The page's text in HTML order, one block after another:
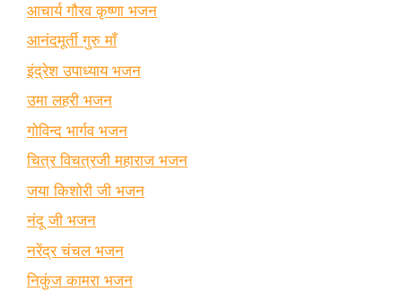
आचार्य गौरव कृष्णा भजन
आनंदमूर्ती गुरु माँ
इंद्रेश उपाध्याय भजन
उमा लहरी भजन
गोविन्द भार्गव भजन
चित्र विचत्रजी महाराज भजन
जया किशोरी जी भजन
नंदू जी भजन
नरेंद्र चंचल भजन
निकुंज कामरा भजन